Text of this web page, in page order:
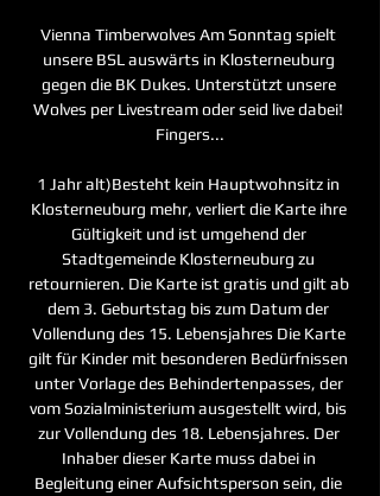
Vienna Timberwolves Am Sonntag spielt
unsere BSL auswärts in Klosterneuburg
gegen die BK Dukes. Unterstützt unsere
Wolves per Livestream oder seid live dabei!
Fingers...
1 Jahr alt)Besteht kein Hauptwohnsitz in
Klosterneuburg mehr, verliert die Karte ihre
Gültigkeit und ist umgehend der
Stadtgemeinde Klosterneuburg zu
retournieren. Die Karte ist gratis und gilt ab
dem 3. Geburtstag bis zum Datum der
Vollendung des 15. Lebensjahres Die Karte
gilt für Kinder mit besonderen Bedürfnissen
unter Vorlage des Behindertenpasses, der
vom Sozialministerium ausgestellt wird, bis
zur Vollendung des 18. Lebensjahres. Der
Inhaber dieser Karte muss dabei in
Begleitung einer Aufsichtsperson sein, die